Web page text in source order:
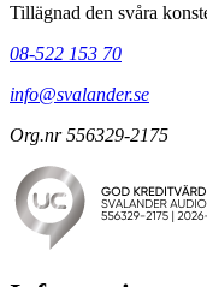
Tillägnad den svåra
08-522 153 70
info@svalander.se
Org.nr 556329-2175